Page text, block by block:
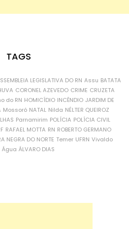
TAGS
LEGISLATIVA DO RN Assu BATATA
CORONEL AZEVEDO CRIME CRUZETA
do RN HOMICÍDIO INCÊNDIO JARDIM DE
Mossoró NATAL Nilda NÉLTER QUEIROZ
Parnamirim POLÍCIA POLÍCIA CIVIL
RAFAEL MOTTA RN ROBERTO GERMANO
NEGRA DO NORTE Temer UFRN Vivaldo
Água ÁLVARO DIAS